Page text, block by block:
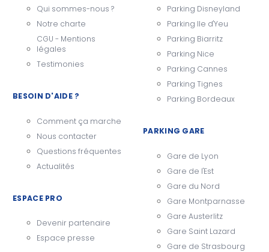
Qui sommes-nous ?
Notre charte
CGU - Mentions
légales
Testimonies
BESOIN D'AIDE ?
Comment ça marche
Nous contacter
Questions fréquentes
Actualités
ESPACE PRO
Devenir partenaire
Espace presse
Parking Disneyland
Parking Ile d'Yeu
Parking Biarritz
Parking Nice
Parking Cannes
Parking Tignes
Parking Bordeaux
PARKING GARE
Gare de Lyon
Gare de l'Est
Gare du Nord
Gare Montparnasse
Gare Austerlitz
Gare Saint Lazard
Gare de Strasbourg